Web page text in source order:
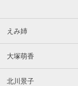
えみ姉
大塚萌香
北川景子